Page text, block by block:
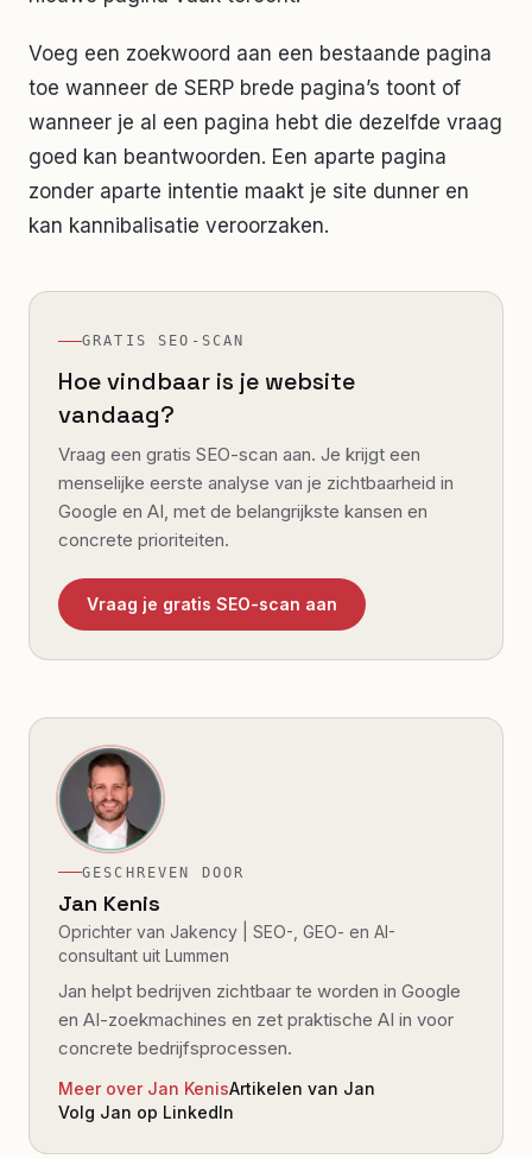
Voeg een zoekwoord aan een bestaande pagina
toe wanneer de SERP brede pagina’s toont of
wanneer je al een pagina hebt die dezelfde vraag
goed kan beantwoorden. Een aparte pagina
zonder aparte intentie maakt je site dunner en
kan kannibalisatie veroorzaken.
GRATIS SEO-SCAN
Hoe vindbaar is je website
vandaag?
Vraag een gratis SEO-scan aan. Je krijgt een
menselijke eerste analyse van je zichtbaarheid in
Google en AI, met de belangrijkste kansen en
concrete prioriteiten.
Vraag je gratis SEO-scan aan
GESCHREVEN DOOR
Jan Kenis
Oprichter van Jakency | SEO-, GEO- en AI-
consultant uit Lummen
Jan helpt bedrijven zichtbaar te worden in Google
en AI-zoekmachines en zet praktische AI in voor
concrete bedrijfsprocessen.
Meer over Jan KenisArtikelen van Jan
Volg Jan op LinkedIn